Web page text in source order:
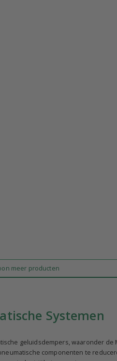
meer producten
Systemen
geluidsdempers, waaronder de
componenten te